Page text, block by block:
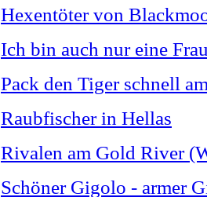
Hexentöter von
Ich bin auch nur eine
Pack den Tiger schnell
Raubfischer in Hellas
Rivalen am Gold River
Schöner Gigolo - armer